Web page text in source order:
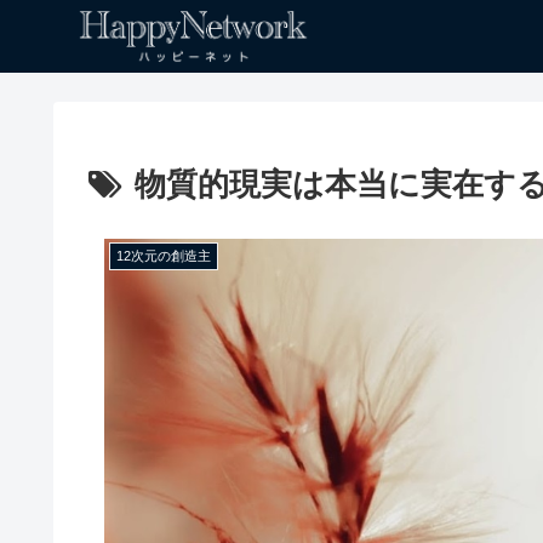
物質的現実は本当に実在す
12次元の創造主